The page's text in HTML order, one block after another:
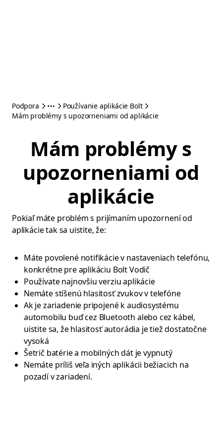
Podpora
Používanie aplikácie Bolt
Mám problémy s upozorneniami od aplikácie
Mám problémy s
upozorneniami od
aplikácie
Pokiaľ máte problém s prijímaním upozornení od
aplikácie tak sa uistite, že:
Máte povolené notifikácie v nastaveniach telefónu,
konkrétne pre aplikáciu Bolt Vodič
Používate najnovšiu verziu aplikácie
Nemáte stíšenú hlasitosť zvukov v telefóne
Ak je zariadenie pripojené k audiosystému
automobilu buď cez Bluetooth alebo cez kábel,
uistite sa, že hlasitosť autorádia je tiež dostatočne
vysoká
Šetrič batérie a mobilných dát je vypnutý
Nemáte príliš veľa iných aplikácii bežiacich na
pozadí v zariadení.